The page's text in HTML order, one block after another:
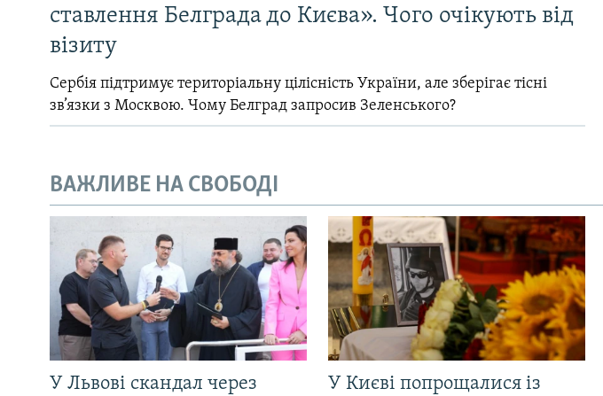
ставлення Белграда до Києва». Чого очікують від
візиту
Сербія підтримує територіальну цілісність України, але зберігає тісні
зв’язки з Москвою. Чому Белград запросив Зеленського?
ВАЖЛИВЕ НА СВОБОДІ
У Львові скандал через
У Києві попрощалися із